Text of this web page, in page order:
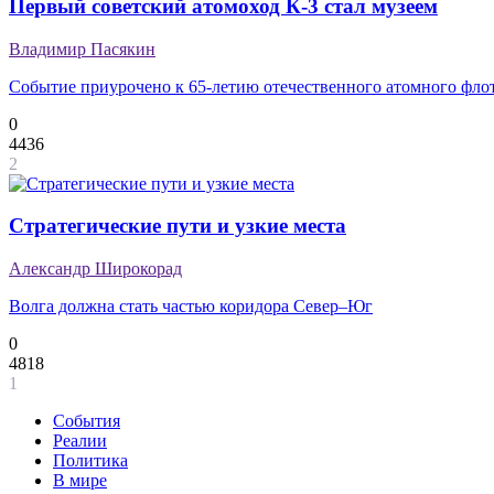
Первый советский атомоход К-3 стал музеем
Владимир Пасякин
Событие приурочено к 65-летию отечественного атомного
0
4436
2
Стратегические пути и узкие места
Александр Широкорад
Волга должна стать частью коридора Север–Юг
0
4818
1
События
Реалии
Политика
В мире